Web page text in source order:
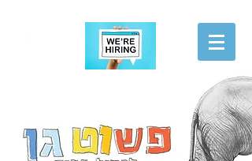
הגשת מועמדות